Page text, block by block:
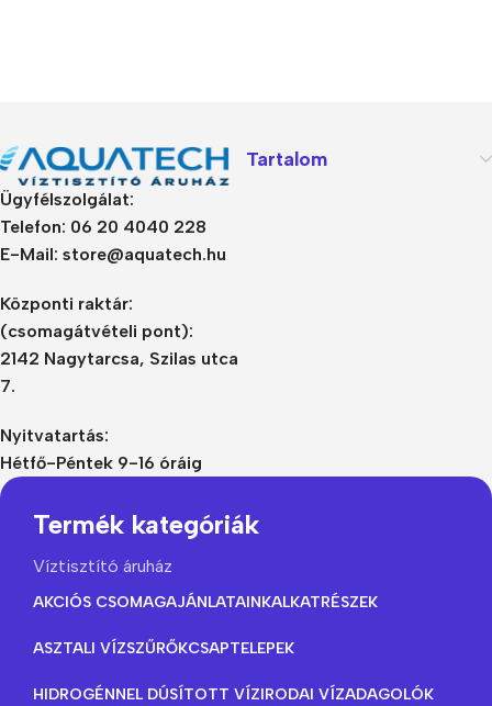
Ügyfélszolgálat:
Telefon: 06 20 4040 228
E-Mail: store@aquatech.hu
Központi raktár:
(csomagátvételi pont):
2142 Nagytarcsa, Szilas utca
7.
Nyitvatartás:
Hétfő-Péntek 9-16 óráig
Tartalom
Termék kategóriák
Víztisztító áruház
AKCIÓS CSOMAGAJÁNLATAINKALKATRÉSZEK
ASZTALI VÍZSZŰRŐKCSAPTELEPEK
HIDROGÉNNEL DÚSÍTOTT VÍZIRODAI VÍZADAGOLÓK